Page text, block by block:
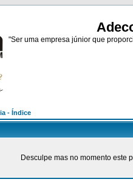
"Ser uma empresa júnior que
- Índice
Desculpe mas no momento este